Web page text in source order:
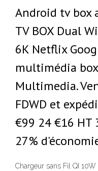
Android tv box
TV BOX Dual
6K Netflix
multimédia
Multimedia.
FDWD et
€99 24 €16 HT
27%
Chargeur sans Fil QI 10W